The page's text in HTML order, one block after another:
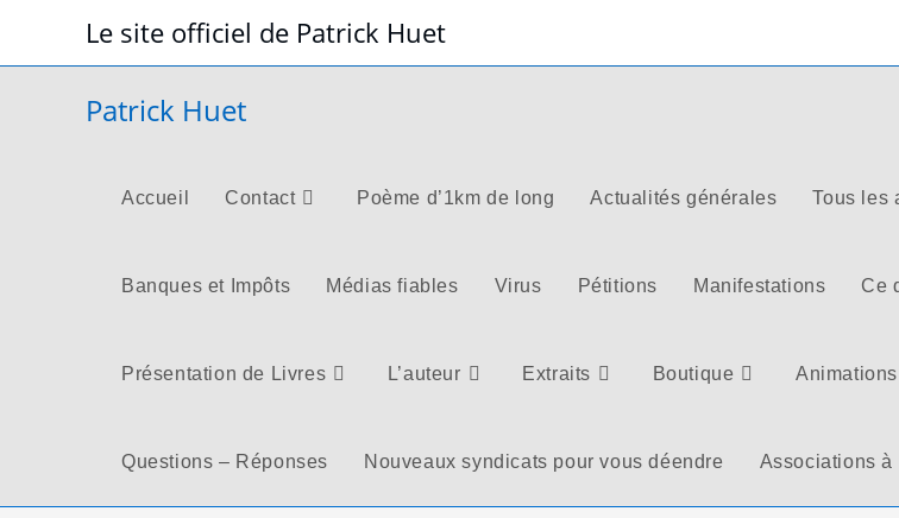
content
Le site officiel de Patrick Huet
Patrick Huet
Accueil Contact Poème d’1km de long Actualités générales Tous les
Banques et Impôts Médias fiables Virus Pétitions Manifestations Ce
Présentation de Livres L’auteur Extraits Boutique Animations
Questions – Réponses Nouveaux syndicats pour vous déendre Associations à